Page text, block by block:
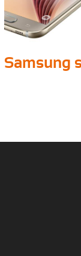
Samsung